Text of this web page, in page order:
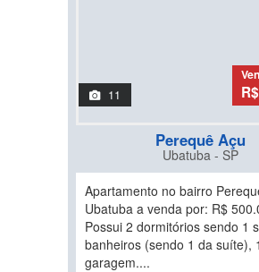
11
Perequê Açu
Ubatuba - SP
Apartamento no bairro
Ubatuba a venda por: R$
Possui 2 dormitórios sendo 1
banheiros (sendo 1 da suíte), 1
garagem....